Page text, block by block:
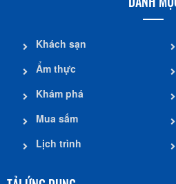
DANH MỤC
Khách sạn
Ẩm thực
Khám phá